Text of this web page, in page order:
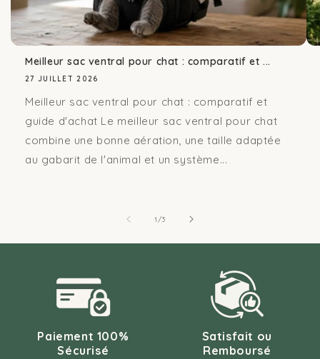
Meilleur sac ventral pour chat : comparatif et ...
27 JUILLET 2026
Meilleur sac ventral pour chat : comparatif et
guide d'achat Le meilleur sac ventral pour chat
combine une bonne aération, une taille adaptée
au gabarit de l'animal et un système...
1/de
3
Paiement 100%
Sécurisé
Satisfait ou
Remboursé